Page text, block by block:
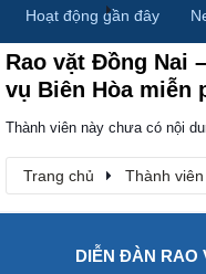
Trang chủ Thành viên
Rao vặt Đồng Nai
vụ Biên Hòa miễn
Thành viên này chưa có nội
Trang chủ Thành viên
Hoạt động gần đây
DIỄN ĐÀN RAO